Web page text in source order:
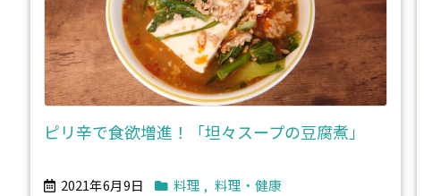
ピリ辛で食欲増進！「坦々スープの豆腐煮」
2021年6月9日 料理 , 料理・健康